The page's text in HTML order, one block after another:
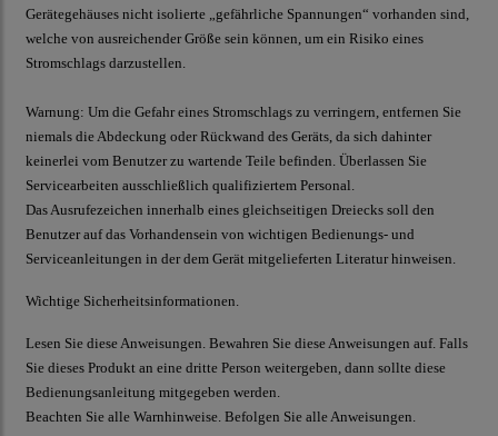
Gerätegehäuses nicht isolierte „gefährliche Spannungen“ vorhanden sind,
welche von ausreichender Größe sein können, um ein Risiko eines
Stromschlags darzustellen.
Warnung: Um die Gefahr eines Stromschlags zu verringern, entfernen Sie
niemals die Abdeckung oder Rückwand des Geräts, da sich dahinter
keinerlei vom Benutzer zu wartende Teile befinden. Überlassen Sie
Servicearbeiten ausschließlich qualifiziertem Personal.
Das Ausrufezeichen innerhalb eines gleichseitigen Dreiecks soll den
Benutzer auf das Vorhandensein von wichtigen Bedienungs- und
Serviceanleitungen in der dem Gerät mitgelieferten Literatur hinweisen.
Wichtige Sicherheitsinformationen.
Lesen Sie diese Anweisungen. Bewahren Sie diese Anweisungen auf. Falls
Sie dieses Produkt an eine dritte Person weitergeben, dann sollte diese
Bedienungsanleitung mitgegeben werden.
Beachten Sie alle Warnhinweise. Befolgen Sie alle Anweisungen.